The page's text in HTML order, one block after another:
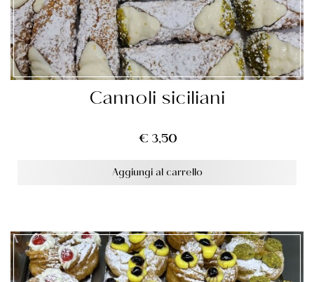
Cannoli siciliani
Aggiungi al carrello
€3,50